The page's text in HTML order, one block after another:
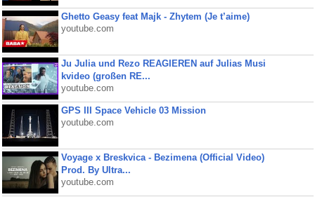
Ghetto Geasy feat Majk - Zhytem (Je t’aime)
youtube.com
Ju Julia und Rezo REAGIEREN auf Julias Musi
kvideo (großen RE...
youtube.com
GPS III Space Vehicle 03 Mission
youtube.com
Voyage x Breskvica - Bezimena (Official Video)
Prod. By Ultra...
youtube.com